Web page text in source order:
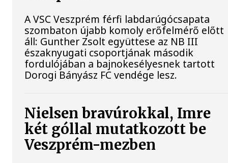
A VSC Veszprém férfi labdarúgócsapata
szombaton újabb komoly erőfelmérő előtt
áll: Gunther Zsolt együttese az NB III
északnyugati csoportjának második
fordulójában a bajnokesélyesnek tartott
Dorogi Bányász FC vendége lesz.
Nielsen bravúrokkal, Imre
két góllal mutatkozott be
Veszprém-mezben